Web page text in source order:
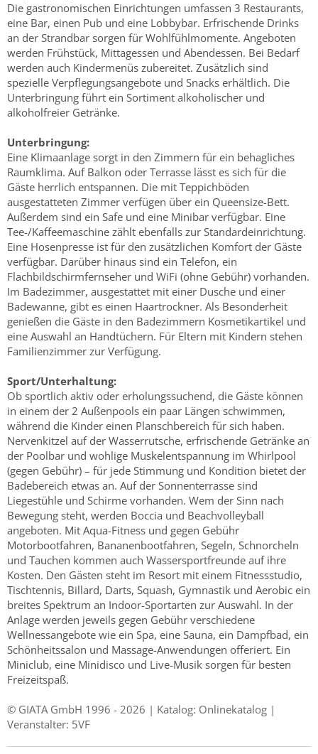
Die gastronomischen Einrichtungen umfassen 3 Restaurants,
eine Bar, einen Pub und eine Lobbybar. Erfrischende Drinks
an der Strandbar sorgen für Wohlfühlmomente. Angeboten
werden Frühstück, Mittagessen und Abendessen. Bei Bedarf
werden auch Kindermenüs zubereitet. Zusätzlich sind
spezielle Verpflegungsangebote und Snacks erhältlich. Die
Unterbringung führt ein Sortiment alkoholischer und
alkoholfreier Getränke.
Unterbringung:
Eine Klimaanlage sorgt in den Zimmern für ein behagliches
Raumklima. Auf Balkon oder Terrasse lässt es sich für die
Gäste herrlich entspannen. Die mit Teppichböden
ausgestatteten Zimmer verfügen über ein Queensize-Bett.
Außerdem sind ein Safe und eine Minibar verfügbar. Eine
Tee-/Kaffeemaschine zählt ebenfalls zur Standardeinrichtung.
Eine Hosenpresse ist für den zusätzlichen Komfort der Gäste
verfügbar. Darüber hinaus sind ein Telefon, ein
Flachbildschirmfernseher und WiFi (ohne Gebühr) vorhanden.
Im Badezimmer, ausgestattet mit einer Dusche und einer
Badewanne, gibt es einen Haartrockner. Als Besonderheit
genießen die Gäste in den Badezimmern Kosmetikartikel und
eine Auswahl an Handtüchern. Für Eltern mit Kindern stehen
Familienzimmer zur Verfügung.
Sport/Unterhaltung:
Ob sportlich aktiv oder erholungssuchend, die Gäste können
in einem der 2 Außenpools ein paar Längen schwimmen,
während die Kinder einen Planschbereich für sich haben.
Nervenkitzel auf der Wasserrutsche, erfrischende Getränke an
der Poolbar und wohlige Muskelentspannung im Whirlpool
(gegen Gebühr) – für jede Stimmung und Kondition bietet der
Badebereich etwas an. Auf der Sonnenterrasse sind
Liegestühle und Schirme vorhanden. Wem der Sinn nach
Bewegung steht, werden Boccia und Beachvolleyball
angeboten. Mit Aqua-Fitness und gegen Gebühr
Motorbootfahren, Bananenbootfahren, Segeln, Schnorcheln
und Tauchen kommen auch Wassersportfreunde auf ihre
Kosten. Den Gästen steht im Resort mit einem Fitnessstudio,
Tischtennis, Billard, Darts, Squash, Gymnastik und Aerobic ein
breites Spektrum an Indoor-Sportarten zur Auswahl. In der
Anlage werden jeweils gegen Gebühr verschiedene
Wellnessangebote wie ein Spa, eine Sauna, ein Dampfbad, ein
Schönheitssalon und Massage-Anwendungen offeriert. Ein
Miniclub, eine Minidisco und Live-Musik sorgen für besten
Freizeitspaß.
© GIATA GmbH 1996 - 2026 | Katalog: Onlinekatalog |
Veranstalter: 5VF